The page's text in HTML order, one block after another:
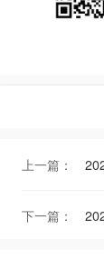
上一篇：
下一篇：